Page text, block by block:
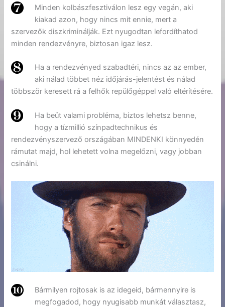
Minden kolbászfesztiválon lesz egy vegán, aki
kiakad azon, hogy nincs mit ennie, mert a
szervezők diszkriminálják. Ezt nyugodtan lefordíthatod
minden rendezvényre, biztosan igaz lesz.
Ha a rendezvényed szabadtéri, nincs az az ember,
aki nálad többet néz időjárás-jelentést és nálad
többször keresett rá a felhők repülőgéppel való eltérítésére.
Ha beüt valami probléma, biztos lehetsz benne,
hogy a tízmillió színpadtechnikus és
rendezvényszervező országában MINDENKI könnyedén
rámutat majd, hol lehetett volna megelőzni, vagy jobban
csinálni.
Bármilyen rojtosak is az idegeid, bármennyire is
megfogadod, hogy nyugisabb munkát választasz,